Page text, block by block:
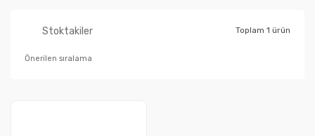
Stoktakiler Toplam 1 ürün